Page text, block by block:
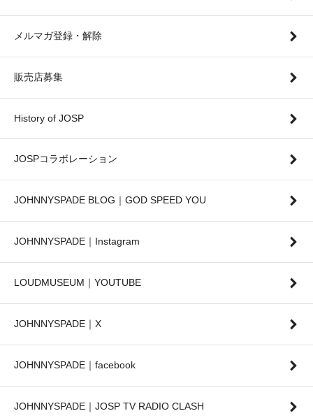
メルマガ登録・解除
販売店募集
History of JOSP
JOSPコラボレーション
JOHNNYSPADE BLOG｜GOD SPEED YOU
JOHNNYSPADE｜Instagram
LOUDMUSEUM｜YOUTUBE
JOHNNYSPADE｜X
JOHNNYSPADE｜facebook
JOHNNYSPADE｜JOSP TV RADIO CLASH